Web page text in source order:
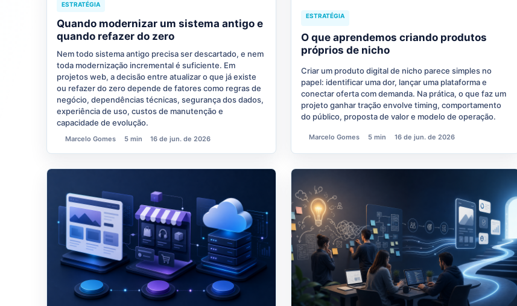
ESTRATÉGIA
Quando modernizar um sistema antigo e
quando refazer do zero
Nem todo sistema antigo precisa ser descartado, e nem
toda modernização incremental é suficiente. Em
projetos web, a decisão entre atualizar o que já existe
ou refazer do zero depende de fatores como regras de
negócio, dependências técnicas, segurança dos dados,
experiência de uso, custos de manutenção e
capacidade de evolução.
Marcelo Gomes 5 min 16 de jun. de 2026
ESTRATÉGIA
O que aprendemos criando produtos
próprios de nicho
Criar um produto digital de nicho parece simples no
papel: identificar uma dor, lançar uma plataforma e
conectar oferta com demanda. Na prática, o que faz um
projeto ganhar tração envolve timing, comportamento
do público, proposta de valor e modelo de operação.
Marcelo Gomes 5 min 16 de jun. de 2026